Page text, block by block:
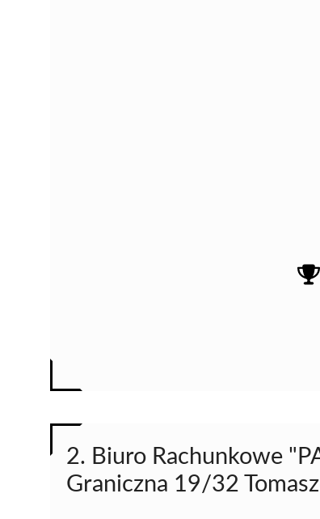
2. Biuro Rachunkowe
Graniczna 19/32